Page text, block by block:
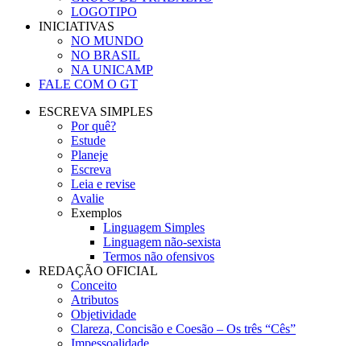
LOGOTIPO
INICIATIVAS
NO MUNDO
NO BRASIL
NA UNICAMP
FALE COM O GT
ESCREVA SIMPLES
Por quê?
Estude
Planeje
Escreva
Leia e revise
Avalie
Exemplos
Linguagem Simples
Linguagem não-sexista
Termos não ofensivos
REDAÇÃO OFICIAL
Conceito
Atributos
Objetividade
Clareza, Concisão e Coesão – Os três “Cês”